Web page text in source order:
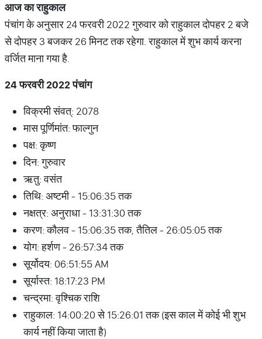
आजकाराहुकाल
पंचांग के अनुसार 24 फरवरी 2022 गुरुवार को राहुकाल दोपहर 2 बजे
से दोपहर 3 बजकर 26 मिनट तक रहेगा. राहुकाल में शुभ कार्य करना
वर्जित माना गया है.
24फरवरी2022पंचांग
विक्रमी संवत्: 2078
मास पूर्णिमांत: फाल्गुन
पक्ष: कृष्ण
दिन: गुरुवार
ऋतु: वसंत
तिथि: अष्टमी - 15:06:35 तक
नक्षत्र: अनुराधा - 13:31:30 तक
करण: कौलव - 15:06:35 तक, तैतिल - 26:05:05 तक
योग: हर्शण - 26:57:34 तक
सूर्योदय: 06:51:55 AM
सूर्यास्त: 18:17:23 PM
चन्द्रमा: वृश्चिक राशि
राहुकाल: 14:00:20 से 15:26:01 तक (इस काल में कोई भी शुभ
कार्य नहीं किया जाता है)